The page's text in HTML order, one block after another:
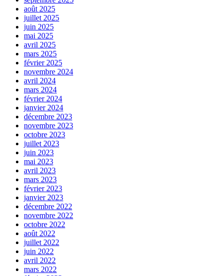
août 2025
juillet 2025
juin 2025
mai 2025
avril 2025
mars 2025
février 2025
novembre 2024
avril 2024
mars 2024
février 2024
janvier 2024
décembre 2023
novembre 2023
octobre 2023
juillet 2023
juin 2023
mai 2023
avril 2023
mars 2023
février 2023
janvier 2023
décembre 2022
novembre 2022
octobre 2022
août 2022
juillet 2022
juin 2022
avril 2022
mars 2022